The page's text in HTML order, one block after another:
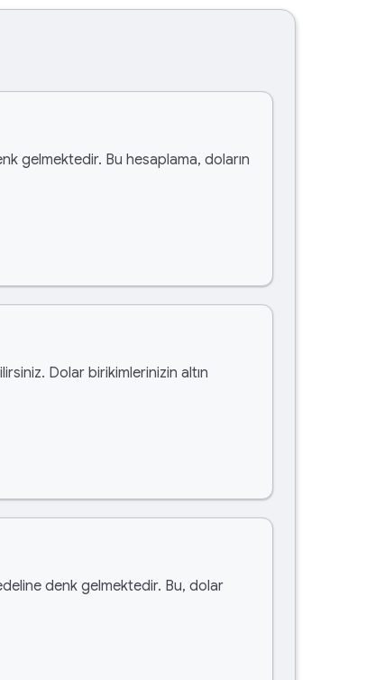
gelmektedir. Bu hesaplama, doların
Dolar birikimlerinizin altın
denk gelmektedir. Bu, dolar